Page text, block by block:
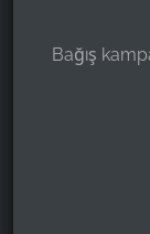
Bağış